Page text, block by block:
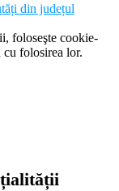
din județul
foloseşte cookie-
folosirea lor.